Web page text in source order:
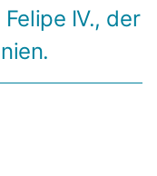
IV., der